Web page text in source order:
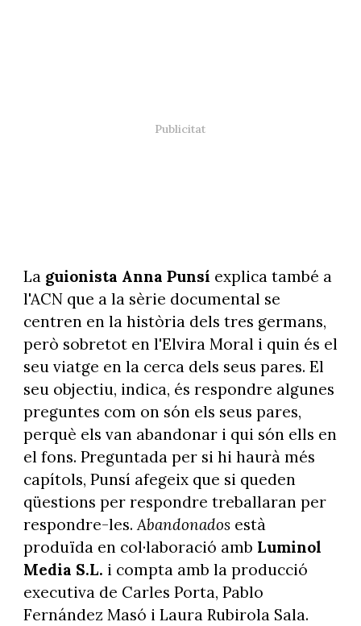
La guionista Anna Punsí explica també a
l'ACN que a la sèrie documental se
centren en la història dels tres germans,
però sobretot en l'Elvira Moral i quin és el
seu viatge en la cerca dels seus pares. El
seu objectiu, indica, és respondre algunes
preguntes com on són els seus pares,
perquè els van abandonar i qui són ells en
el fons. Preguntada per si hi haurà més
capítols, Punsí afegeix que si queden
qüestions per respondre treballaran per
respondre-les.Abandonados està
produïda en col·laboració amb Luminol
Media S.L. i compta amb la producció
executiva de Carles Porta, Pablo
Fernández Masó i Laura Rubirola Sala.